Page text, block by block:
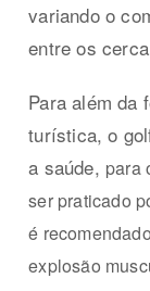
variando o
entre os
Para além da
turística, o
a saúde, para
ser praticado
é
explosão